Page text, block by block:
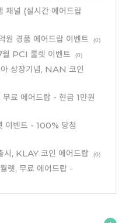
채널 (실시간 에어드랍
경품 에어드랍 이벤트 (0)
PCI 룰렛 이벤트 (0)
상장기념, NAN 코인
료 에어드랍 - 현금 1만원
벤트 - 100% 당첨
, KLAY 코인 에어드랍 (0)
, 무료 에어드랍 -